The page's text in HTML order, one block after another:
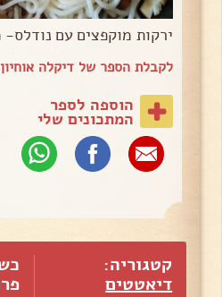
ירקות מוקפצים עם
לקבלת הספר של דיקלה
הוספה לספר
המתכונים שלי
קטגוריה:
דיאטטים